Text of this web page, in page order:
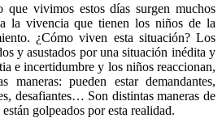
que vivimos estos días surgen muchos
la vivencia que tienen los niños de la
¿Cómo viven esta situación? Los
y asustados por una situación inédita y
e incertidumbre y los niños reaccionan,
maneras: pueden estar demandantes,
desafiantes… Son distintas maneras de
golpeados por esta realidad.